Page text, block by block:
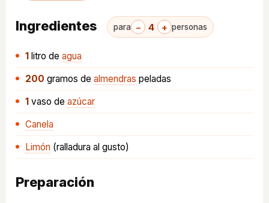
Ingredientes para − 4 + personas
1 litro de agua
200 gramos de almendras peladas
1 vaso de azúcar
Canela
Limón (ralladura al gusto)
Preparación